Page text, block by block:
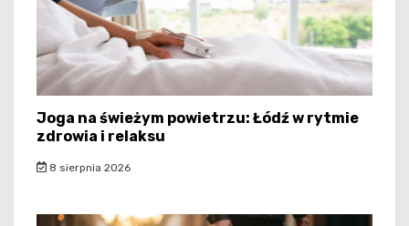
Joga na świeżym powietrzu: Łódź w rytmie
zdrowia i relaksu
8 sierpnia 2026